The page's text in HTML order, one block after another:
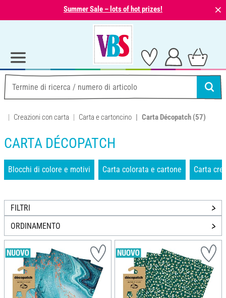
Summer Sale – lots of hot prizes! ⨯
Creazioni con carta Carta e cartoncino Carta Décopatch (57)
CARTA DÉCOPATCH
Blocchi di colore e motivi Carta colorata e cartone Carta
FILTRI
ORDINAMENTO